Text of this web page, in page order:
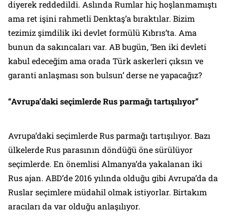
diyerek reddedildi. Aslında Rumlar hiç hoşlanmamıştı
ama ret işini rahmetli Denktaş’a bıraktılar. Bizim
tezimiz şimdilik iki devlet formülü Kıbrıs’ta. Ama
bunun da sakıncaları var. AB bugün, ‘Ben iki devleti
kabul edeceğim ama orada Türk askerleri çıksın ve
garanti anlaşması son bulsun’ derse ne yapacağız?
“Avrupa’daki seçimlerde Rus parmağı tartışılıyor”
Avrupa’daki seçimlerde Rus parmağı tartışılıyor. Bazı
ülkelerde Rus parasının döndüğü öne sürülüyor
seçimlerde. En önemlisi Almanya’da yakalanan iki
Rus ajan. ABD’de 2016 yılında olduğu gibi Avrupa’da da
Ruslar seçimlere müdahil olmak istiyorlar. Birtakım
aracıları da var olduğu anlaşılıyor.